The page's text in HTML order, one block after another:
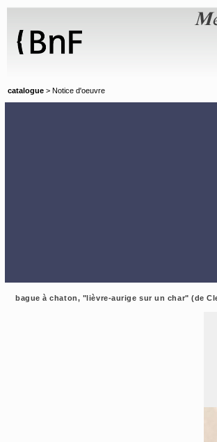
catalogue > Notice d'oeuvre
bague à chaton, "lièvre-aurige sur un char" (de